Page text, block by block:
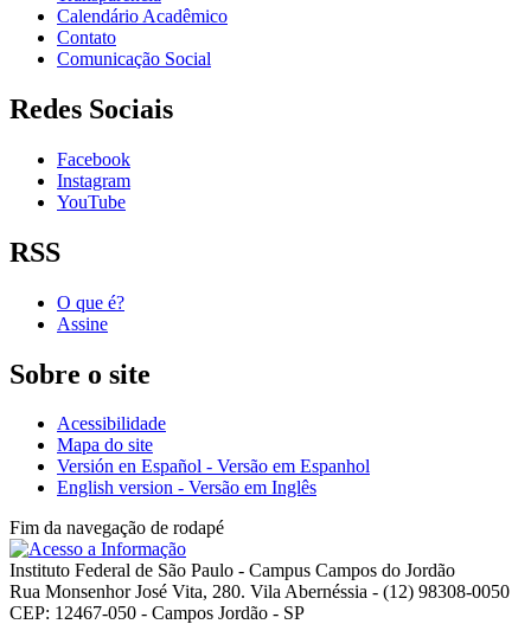
Calendário Acadêmico
Contato
Comunicação Social
Redes Sociais
Facebook
Instagram
YouTube
RSS
O que é?
Assine
Sobre o site
Acessibilidade
Mapa do site
Versión en Español - Versão em Espanhol
English version - Versão em Inglês
Fim da navegação de rodapé
Instituto Federal de São Paulo - Campus Campos do Jordão
Rua Monsenhor José Vita, 280. Vila Abernéssia - (12) 98308-0050
CEP: 12467-050 - Campos Jordão - SP